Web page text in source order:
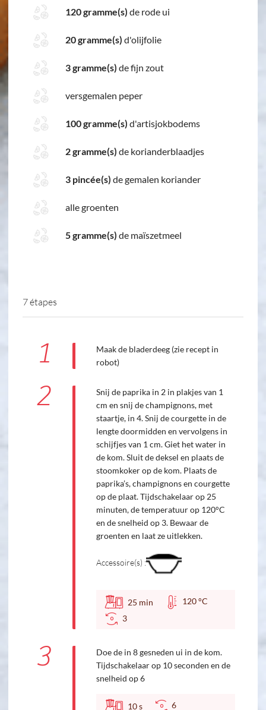
120 gramme(s) de rode ui
20 gramme(s) d'olijfolie
3 gramme(s) de fijn zout
versgemalen peper
100 gramme(s) d'artisjokbodems
2 gramme(s) de korianderblaadjes
3 pincée(s) de gemalen koriander
alle groenten
5 gramme(s) de maïszetmeel
7 étapes
1
Maak de bladerdeeg (zie recept in
robot)
2
Snij de paprika in 2 in plakjes van 1
cm en snij de champignons, met
staartje, in 4. Snij de courgette in de
lengte doormidden en vervolgens in
schijfjes van 1 cm. Giet het water in
de kom. Sluit de deksel en plaats de
stoomkoker op de kom. Plaats de
paprika’s, champignons en courgette
op de plaat. Tijdschakelaar op 25
minuten, de temperatuur op 120°C
en de snelheid op 3. Bewaar de
groenten en laat ze uitlekken.
Accessoire(s) :
25 min
120 °C
3
3
Doe de in 8 gesneden ui in de kom.
Tijdschakelaar op 10 seconden en de
snelheid op 6
10s 6